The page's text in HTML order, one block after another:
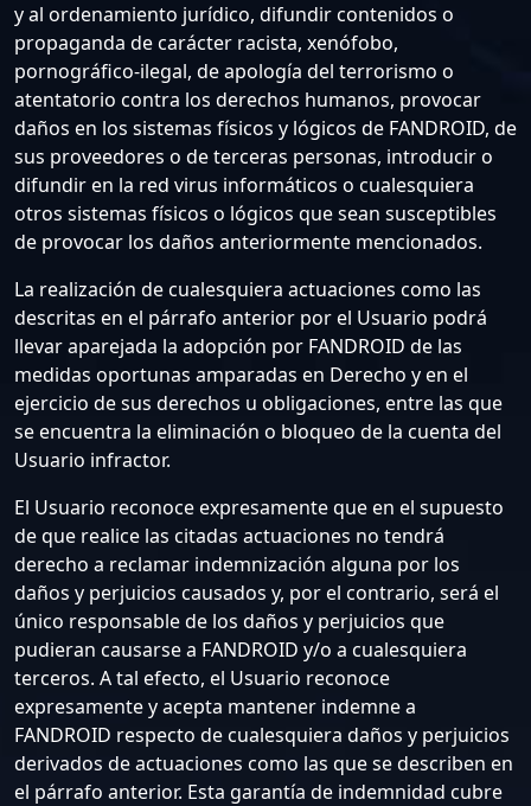
y al ordenamiento jurídico, difundir contenidos o
propaganda de carácter racista, xenófobo,
pornográfico-ilegal, de apología del terrorismo o
atentatorio contra los derechos humanos, provocar
daños en los sistemas físicos y lógicos de FANDROID, de
sus proveedores o de terceras personas, introducir o
difundir en la red virus informáticos o cualesquiera
otros sistemas físicos o lógicos que sean susceptibles
de provocar los daños anteriormente mencionados.
La realización de cualesquiera actuaciones como las
descritas en el párrafo anterior por el Usuario podrá
llevar aparejada la adopción por FANDROID de las
medidas oportunas amparadas en Derecho y en el
ejercicio de sus derechos u obligaciones, entre las que
se encuentra la eliminación o bloqueo de la cuenta del
Usuario infractor.
El Usuario reconoce expresamente que en el supuesto
de que realice las citadas actuaciones no tendrá
derecho a reclamar indemnización alguna por los
daños y perjuicios causados y, por el contrario, será el
único responsable de los daños y perjuicios que
pudieran causarse a FANDROID y/o a cualesquiera
terceros. A tal efecto, el Usuario reconoce
expresamente y acepta mantener indemne a
FANDROID respecto de cualesquiera daños y perjuicios
derivados de actuaciones como las que se describen en
el párrafo anterior. Esta garantía de indemnidad cubre